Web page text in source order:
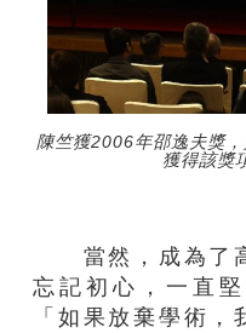
陳竺獲2006年邵逸夫獎
獲得該獎
當然，成為了高
忘記初心，一直
「如果放棄學術